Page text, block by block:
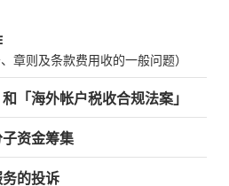
章则及条款费用收的一般问题）
「海外帐户税收合规法案」
资金筹集
的投诉